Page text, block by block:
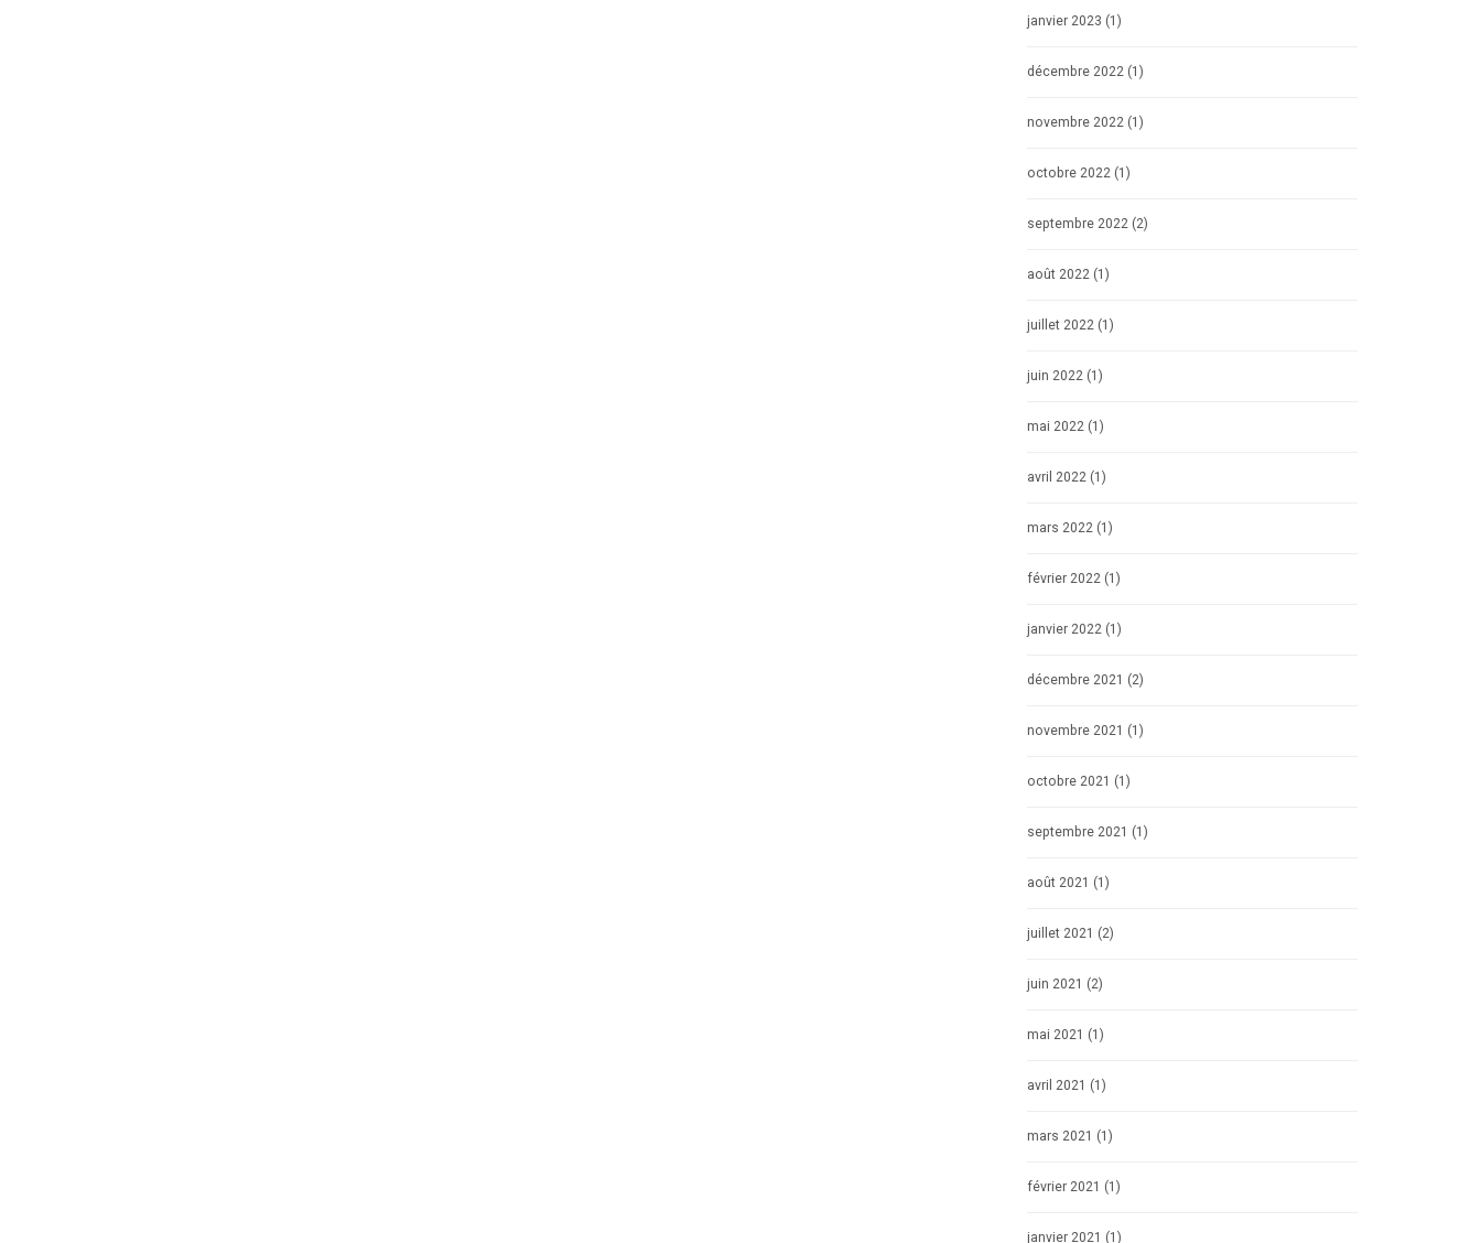
janvier 2023 (1)
décembre 2022 (1)
novembre 2022 (1)
octobre 2022 (1)
septembre 2022 (2)
août 2022 (1)
juillet 2022 (1)
juin 2022 (1)
mai 2022 (1)
avril 2022 (1)
mars 2022 (1)
février 2022 (1)
janvier 2022 (1)
décembre 2021 (2)
novembre 2021 (1)
octobre 2021 (1)
septembre 2021 (1)
août 2021 (1)
juillet 2021 (2)
juin 2021 (2)
mai 2021 (1)
avril 2021 (1)
mars 2021 (1)
février 2021 (1)
janvier 2021 (1)